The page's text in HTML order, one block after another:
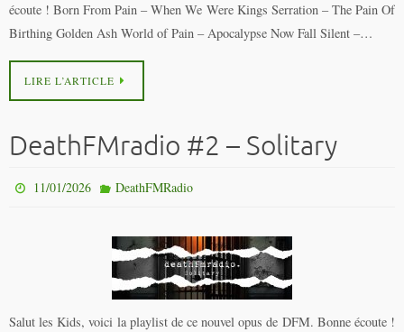
écoute ! Born From Pain – When We Were Kings Serration – The Pain Of
Birthing Golden Ash World of Pain – Apocalypse Now Fall Silent –…
LIRE L’ARTICLE
DeathFMradio #2 – Solitary
11/01/2026 DeathFMRadio
Salut les Kids, voici la playlist de ce nouvel opus de DFM. Bonne écoute !